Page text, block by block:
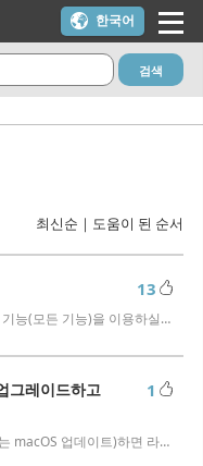
けるCubism Editorお
싶습니다.
일(cmo3, can3, moc3)
양은 무엇인가요?
SDK, 샘플 모델을
, 동작하지 않습니다
SDK에서 사용할 수
)
가능한가요?
검색
최신순 ｜ 도움이 된 순서
13
체험판은 42일간 기간 한정으로 PRO 버전의 기능(모든 기능)을 이용하실 수 있습니다. 한편, FREE 버전은 기능이 제한되어 있지만 기간 …
그레이드하고
1
macOS를 이용 중인 고객이 OS를 초기화(또는 macOS 업데이트)하면 라이선스 파일이 손실되는 경우가 발생하고 있습니다. 사용 중인 m…
한국어